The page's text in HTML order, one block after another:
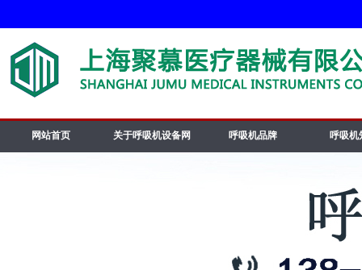
网站首页 关于呼吸机设备网 呼吸机品牌 呼吸机